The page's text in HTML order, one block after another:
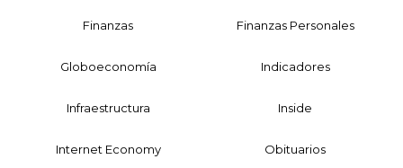
Finanzas Finanzas Personales
Globoeconomía Indicadores
Infraestructura Inside
Internet Economy Obituarios